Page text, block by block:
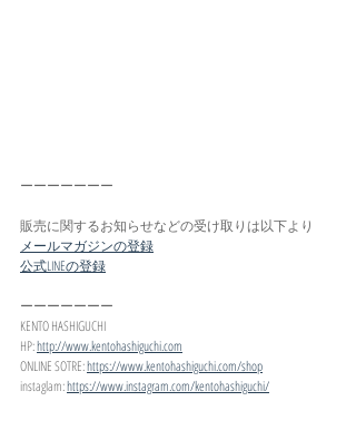
ーーーーーーー
販売に関するお知らせなどの受け取りは以下より
メールマガジンの登録
公式LINEの登録
ーーーーーーー
KENTO HASHIGUCHI
HP: http://www.kentohashiguchi.com
ONLINE SOTRE: https://www.kentohashiguchi.com/shop
instaglam: https://www.instagram.com/kentohashiguchi/